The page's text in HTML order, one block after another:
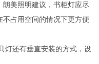
美照明建议，书柜灯应尽
占用空间的情况下更方便
灯还有垂直安装的方式，设